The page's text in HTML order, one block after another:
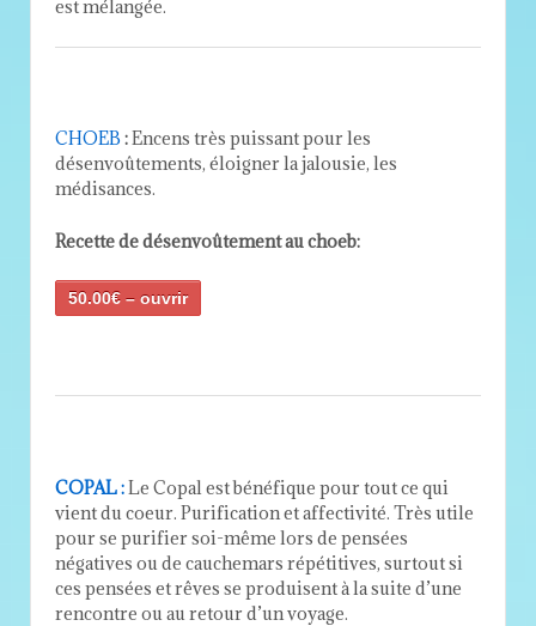
est mélangée.
CHOEB :Encens très puissant pour les
désenvoûtements, éloigner la jalousie, les
médisances.
Recette de désenvoûtement au choeb:
50.00€ – ouvrir
COPAL :Le Copal est bénéfique pour tout ce qui
vient du coeur. Purification et affectivité. Très utile
pour se purifier soi-même lors de pensées
négatives ou de cauchemars répétitives, surtout si
ces pensées et rêves se produisent à la suite d’une
rencontre ou au retour d’un voyage.